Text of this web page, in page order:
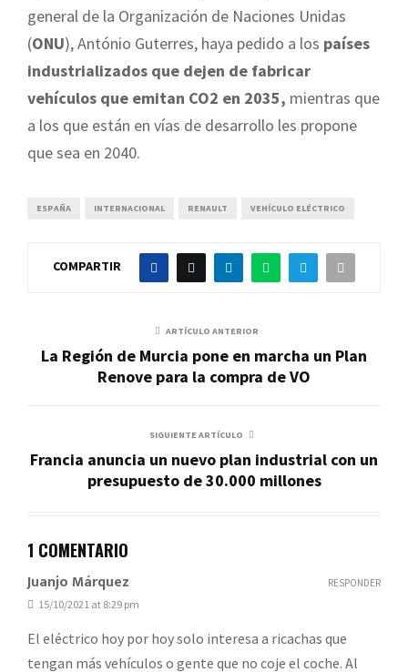
general de la Organización de Naciones Unidas
(ONU), António Guterres, haya pedido a los países
industrializados que dejen de fabricar
vehículos que emitan CO2 en 2035, mientras que
a los que están en vías de desarrollo les propone
que sea en 2040.
ESPAÑA INTERNACIONAL RENAULT VEHÍCULO ELÉCTRICO
COMPARTIR
ARTÍCULO ANTERIOR
La Región de Murcia pone en marcha un Plan
Renove para la compra de VO
SIGUIENTE ARTÍCULO
Francia anuncia un nuevo plan industrial con un
presupuesto de 30.000 millones
1 COMENTARIO
Juanjo Márquez
15/10/2021 at 8:29 pm
El eléctrico hoy por hoy solo interesa a ricachas que
tengan más vehículos o gente que no coje el coche. Al
RESPONDER